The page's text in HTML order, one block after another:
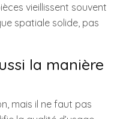
vieillissent souvent
spatiale solide, pas
la manière
mais il ne faut pas